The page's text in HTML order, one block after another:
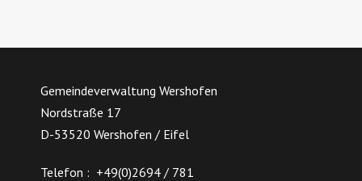
Gemeindeverwaltung Wershofen
Nordstraße 17
D-53520 Wershofen / Eifel
Telefon : +49(0)2694 / 781